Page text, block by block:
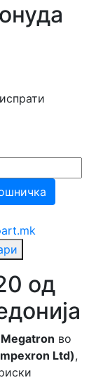
од
Megatron во
Ltd),